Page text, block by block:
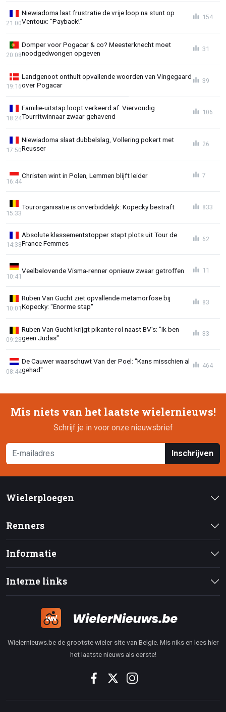
Niewiadoma laat frustratie de vrije loop na stunt op
Ventoux: "Payback!"
21:00
154
Domper voor Pogacar & co? Meesterknecht moet
noodgedwongen opgeven
20:08
31
Landgenoot onthult opvallende woorden van Vingegaard
over Pogacar
19:16
39
Familie-uitstap loopt verkeerd af: Viervoudig
Tourritwinnaar zwaar gehavend
18:24
106
Niewiadoma slaat dubbelslag, Vollering pokert met
Reusser
17:50
26
Christen wint in Polen, Lemmen blijft leider
16:44
7
Tourorganisatie is onverbiddelijk: Kopecky bestraft
15:33
833
Absolute klassementstopper stapt plots uit Tour de
France Femmes
14:38
62
Veelbelovende Visma-renner opnieuw zwaar getroffen
10:41
11
Ruben Van Gucht ziet opvallende metamorfose bij
Kopecky: "Enorme stap"
10:01
83
Ruben Van Gucht krijgt pikante rol naast BV's: "Ik ben
geen Judas"
09:23
33
De Cauwer waarschuwt Van der Poel: "Kans misschien al
gehad"
08:44
464
Mis niets van het laatste wielernieuws!
Schrijf je in voor onze nieuwsbrief
Inschrijven
Wielerploegen
Renners
Informatie
Interne links
Wielernieuws.be de grootste wieler site van Belgie. Mis niks en lees hier
het laatste nieuws als eerste!